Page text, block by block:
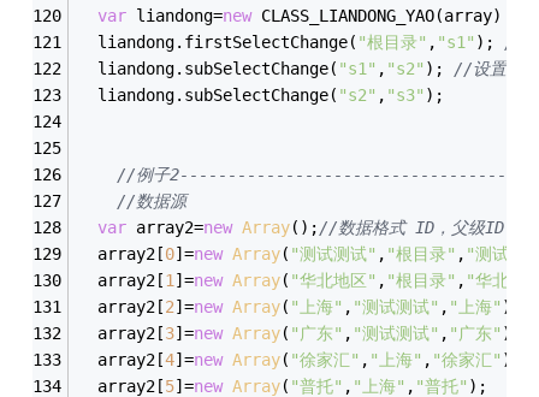
var liandong=new CLASS_LIANDONG_YAO(array)
  liandong.firstSelectChange(
"根目录" , "s1" ); //设
  liandong.subSelectChange(
"s1" , "s2" ); //设置子
  liandong.subSelectChange(
"s2" , "s3" );
//例子
//数据源
var array2=new Array();//数据格式 ID，父级ID，
  array2[
0]=new Array( "测试测试" , "根目录" , "测试测
  array2[
1 ]=new Array( "华北地区" , "根目录" , "华北地
  array2[
2]=new Array( "上海" , "测试测试" , "上海" );
  array2[
3]=new Array( "广东" , "测试测试" , "广东" );
  array2[
4]=new Array( "徐家汇" , "上海" , "徐家汇" );
  array2[
5]=new Array( "普托" , "上海" , "普托"